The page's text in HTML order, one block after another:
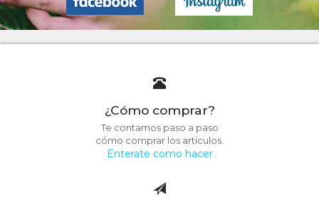
¿Cómo comprar?
Te contamos paso a paso
cómo comprar los artículos.
Enterate como hacer